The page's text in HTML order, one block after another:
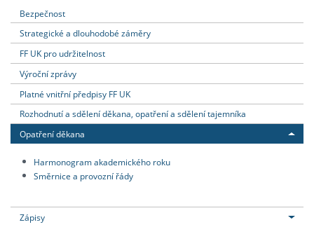
Bezpečnost
Strategické a dlouhodobé záměry
FF UK pro udržitelnost
Výroční zprávy
Platné vnitřní předpisy FF UK
Rozhodnutí a sdělení děkana, opatření a sdělení tajemníka
Opatření děkana
Harmonogram akademického roku
Směrnice a provozní řády
Zápisy